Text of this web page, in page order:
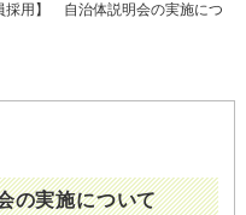
採用】 自治体説明会の実施につ
の実施について